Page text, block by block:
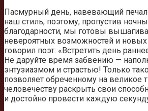
Пасмурный день, навевающий
наш стиль, поэтому, пропустив
благодарности, мы готовы
невероятных возможностей и
говорил поэт: «Встретить день
Не даруйте время забвению —
энтузиазмом и страстью! Только
позволяет обреченному на великое
человечеству раскрыть свои
и достойно провести каждую